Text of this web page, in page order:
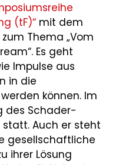
(tF)“ mit dem
Thema „Vom
Es geht
Impulse aus
in die
können. Im
des Schader-
statt. Auch er steht
gesellschaftliche
ihrer Lösung